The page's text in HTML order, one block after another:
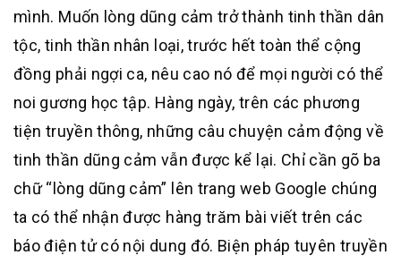
mình. Muốn lòng dũng cảm trở thành tinh thần dân
tộc, tinh thần nhân loại, trước hết toàn thể cộng
đồng phải ngợi ca, nêu cao nó để mọi người có thể
noi gương học tập. Hàng ngày, trên các phương
tiện truyền thông, những câu chuyện cảm động về
tinh thần dũng cảm vẫn được kể lại. Chỉ cần gõ ba
chữ “lòng dũng cảm” lên trang web Google chúng
ta có thể nhận được hàng trăm bài viết trên các
báo điện tử có nội dung đó. Biện pháp tuyên truyền